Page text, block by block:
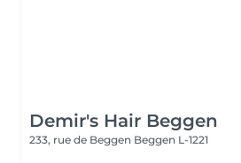
Demir's Hair Beggen
233, rue de Beggen Beggen L-1221